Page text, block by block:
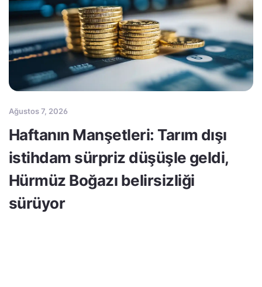
Ağustos 7, 2026
Haftanın Manşetleri: Tarım dışı
istihdam sürpriz düşüşle geldi,
Hürmüz Boğazı belirsizliği
sürüyor